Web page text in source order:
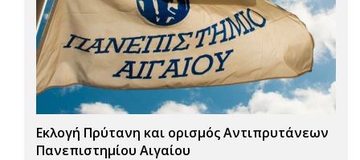
Εκλογή Πρύτανη και ορισμός Αντιπρυτάνεων
Πανεπιστημίου Αιγαίου